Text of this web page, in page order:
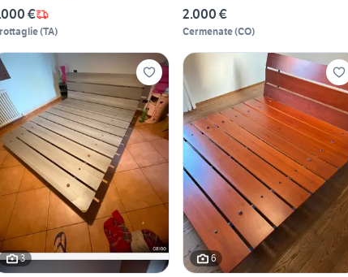
€
(TA)
2.000 €
Cermenate(CO)
3 6